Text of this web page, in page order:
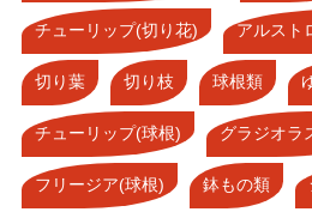
チューリップ(切り花) アルスト
切り葉 切り枝 球根類
チューリップ(球根) グラジオラ
フリージア(球根) 鉢もの類